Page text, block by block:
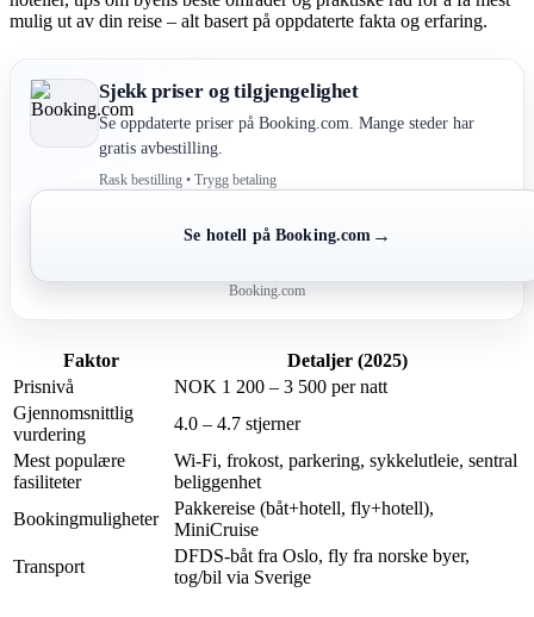
mulig ut av din reise – alt basert på oppdaterte fakta og erfaring.
Sjekk priser og tilgjengelighet
Se oppdaterte priser på Booking.com. Mange steder har
gratis avbestilling.
Rask bestilling • Trygg betaling
Se hotell på Booking.com →
Booking.com
Faktor
Detaljer (2025)
Prisnivå
NOK 1 200 – 3 500 per natt
Gjennomsnittlig
vurdering
4.0 – 4.7 stjerner
Mest populære
fasiliteter
Wi-Fi, frokost, parkering, sykkelutleie, sentral
beliggenhet
Bookingmuligheter
Pakkereise (båt+hotell, fly+hotell),
MiniCruise
Transport
DFDS-båt fra Oslo, fly fra norske byer,
tog/bil via Sverige